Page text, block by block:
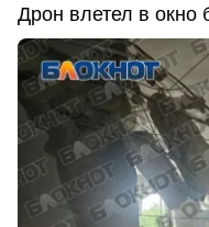
Дрон влетел в окно